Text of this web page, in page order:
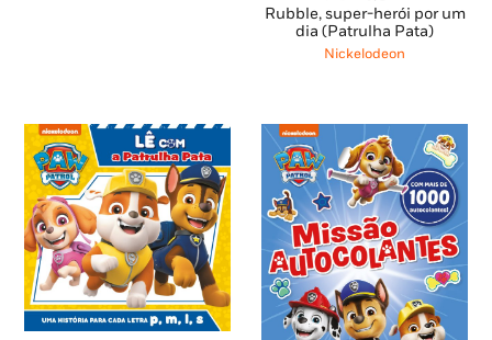
preço
original
era:
preço
atual
Rubble, super-herói por um
dia (Patrulha Pata)
Nickelodeon